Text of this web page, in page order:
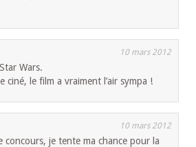
10 mars 2012
Wars.
ciné, le film a vraiment l’air sympa !
10 mars 2012
concours, je tente ma chance pour la